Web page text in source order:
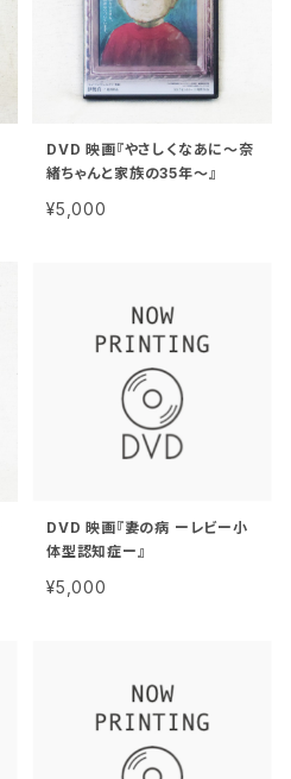
DVD 映画『やさしくなあに〜奈
緒ちゃんと家族の35年〜』
¥5,000
DVD 映画『妻の病 ーレビー小
体型認知症ー』
¥5,000